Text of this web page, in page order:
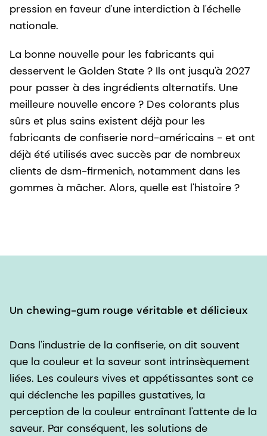
pression en faveur d'une interdiction à l'échelle
nationale.
La bonne nouvelle pour les fabricants qui
desservent le Golden State ? Ils ont jusqu'à 2027
pour passer à des ingrédients alternatifs. Une
meilleure nouvelle encore ? Des colorants plus
sûrs et plus sains existent déjà pour les
fabricants de confiserie nord-américains - et ont
déjà été utilisés avec succès par de nombreux
clients de dsm-firmenich, notamment dans les
gommes à mâcher. Alors, quelle est l'histoire ?
Un chewing-gum rouge véritable et délicieux
Dans l'industrie de la confiserie, on dit souvent
que la couleur et la saveur sont intrinsèquement
liées. Les couleurs vives et appétissantes sont ce
qui déclenche les papilles gustatives, la
perception de la couleur entraînant l'attente de la
saveur. Par conséquent, les solutions de